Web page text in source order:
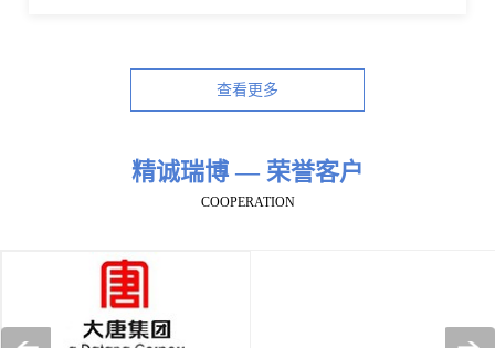
查看更多
精诚瑞博 — 荣誉客户
COOPERATION